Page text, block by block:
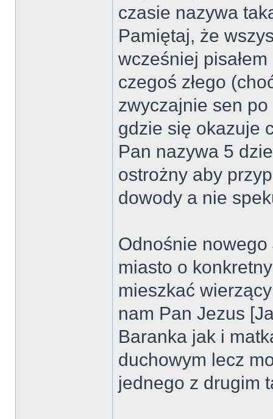
czasie nazywa
Pamiętaj, że
wcześniej
czegoś złego
zwyczajnie sen
gdzie się okazuje
Pan nazywa 5
ostrożny aby
dowody a nie
Odnośnie
miasto o
mieszkać
nam Pan Jezus
Baranka jak i
duchowym lecz
jednego z drugim